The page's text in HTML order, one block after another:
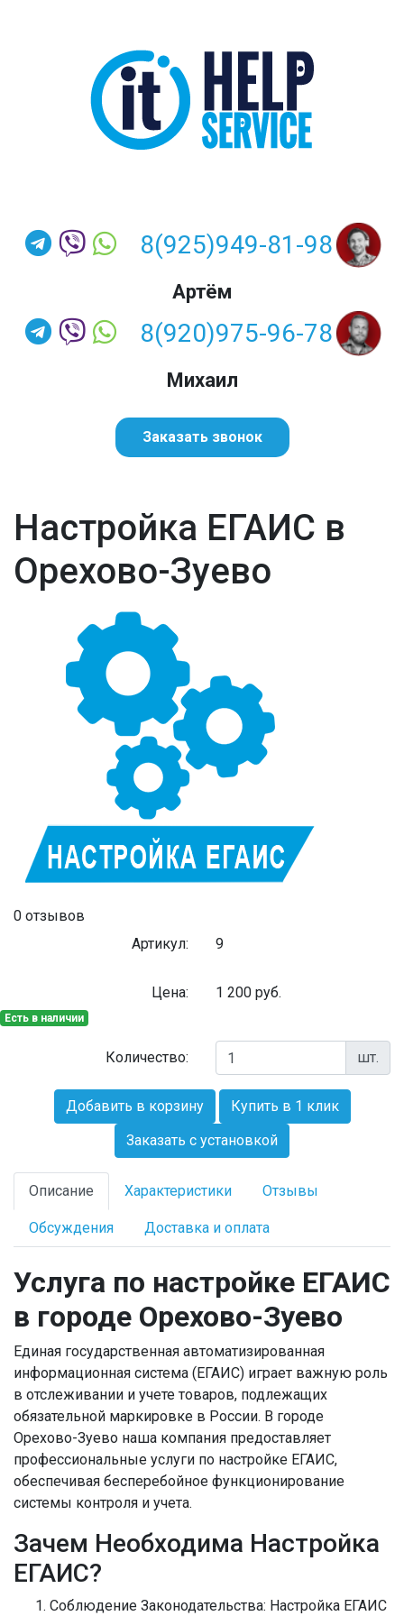
8(925)949-81-98
Артём
8(920)975-96-78
Михаил
Заказать звонок
Настройка ЕГАИС в
Орехово-Зуево
0 отзывов
Артикул:
9
Цена: 1 200 руб.
Есть в наличии
Количество: шт.
Добавить в корзину
Купить в 1 клик
Заказать с установкой
Описание Характеристики Отзывы
Обсуждения Доставка и оплата
Услуга по настройке ЕГАИС
в городе Орехово-Зуево
Единая государственная автоматизированная
информационная система (ЕГАИС) играет важную роль
в отслеживании и учете товаров, подлежащих
обязательной маркировке в России. В городе
Орехово-Зуево наша компания предоставляет
профессиональные услуги по настройке ЕГАИС,
обеспечивая бесперебойное функционирование
системы контроля и учета.
Зачем Необходима Настройка
ЕГАИС?
Соблюдение Законодательства: Настройка ЕГАИС